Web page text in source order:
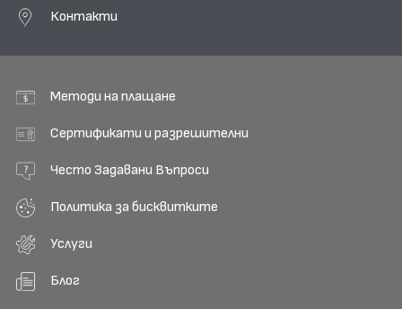
Контакти
Методи на плащане
Сертификати и разрешителни
Често Задавани Въпроси
Политика за бисквитките
Услуги
Блог